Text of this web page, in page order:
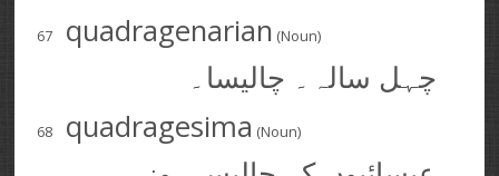
67 quadragenarian (Noun)
چہل سالہ۔ چالیسا۔
68 quadragesima (Noun)